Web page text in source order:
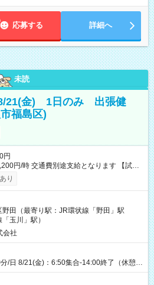
応募する 詳細へ
未読
21(金) 1日のみ 出張健
福島区)
円
/時 交通費別途支給となります 【試用
り
野田（最寄り駅：JR環状線「野田」駅
玉川」駅）
会社
/日 8/21(金)：6:50集合-14:00終了（休憩